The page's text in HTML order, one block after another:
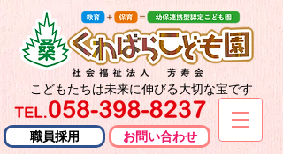
こどもたちは未来に伸びる大切な宝です
職員採用 お問い合わせ